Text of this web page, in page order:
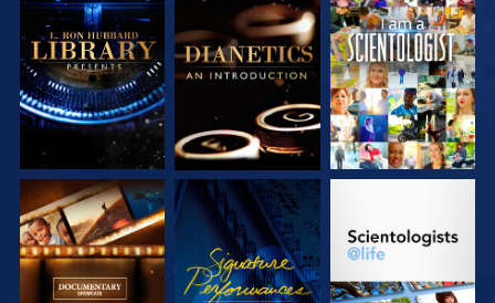
VERKEN DE SERIE VERKEN DE SERIE KIJK
VERKEN DE SERIE KIJK VERKEN DE SERIE